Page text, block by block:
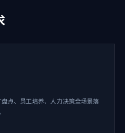
点、员工培养、人力决策全场景落